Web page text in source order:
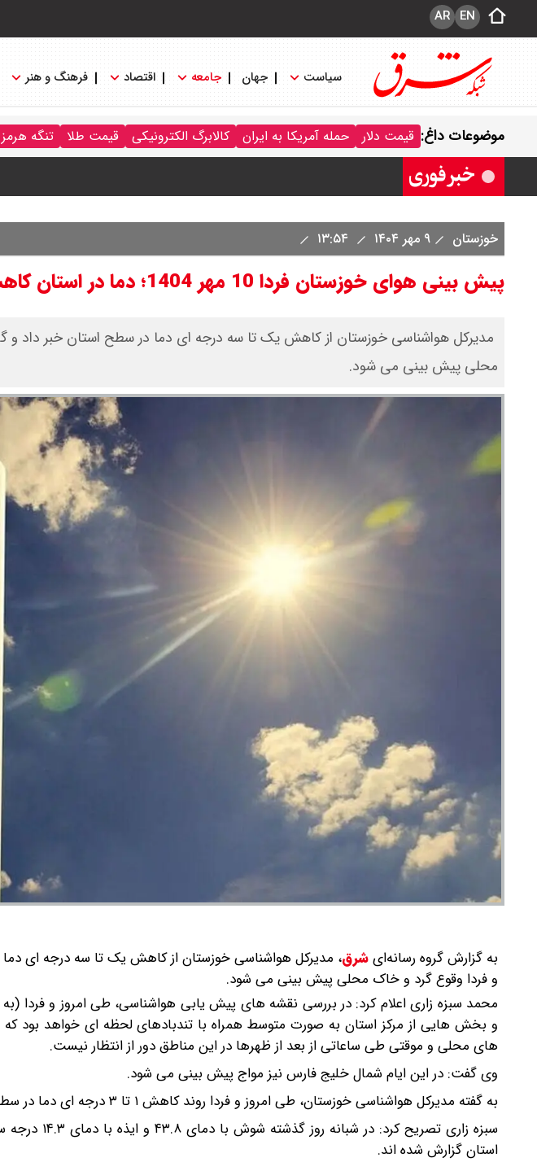
EN
AR
سیاست جهان جامعه اقتصاد فرهنگ و هنر
موضوعات داغ: قیمت دلار حمله آمریکا به ایران کالابرگ الکترونیکی قیمت طلا تنگه هرمز
قیمت سکه پارسیان امروز جمعه ۱۶ مرداد ۱۴۰۵ / سکه پارسیان ۱۰۰ سوتی چند ؟ جدول
ترکیه و عراق، پروژه کاهش وابستگی به تنگه هرمز را کلید زدند + جزییات
خوزستان ۹ مهر ۱۴۰۴
پیش بینی هوای خوزستان فردا 10 مهر 1404؛ دما در استان کاهش می یابد
مدیرکل هواشناسی خوزستان از کاهش یک تا سه درجه ای دما در سطح استان خبر داد و
محلی پیش بینی می شود.
به گزارش گروه رسانه‌ایشرق، مدیرکل هواشناسی خوزستان از کاهش یک تا سه درجه ای
و فردا وقوع گرد و خاک محلی پیش بینی می شود.
محمد سبزه زاری اعلام کرد: در بررسی نقشه های پیش یابی هواشناسی، طی امروز و فردا
و بخش هایی از مرکز استان به صورت متوسط همراه با تندبادهای لحظه ای خواهد بود
های محلی و موقتی طی ساعاتی از بعد از ظهرها در این مناطق دور از انتظار نیست.
وی گفت: در این ایام شمال خلیج فارس نیز مواج پیش بینی می شود.
به گفته مدیرکل هواشناسی خوزستان، طی امروز و فردا روند کاهش ۱ تا ۳ درجه ای دما در سطح استان وجود دارد.
سبزه زاری
استان گزارش شده اند.